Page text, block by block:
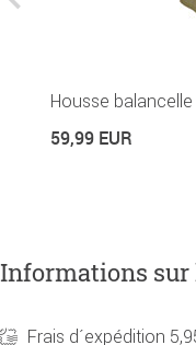
Housse balancelle
59,99 EUR
Informations sur
Frais d´expédition